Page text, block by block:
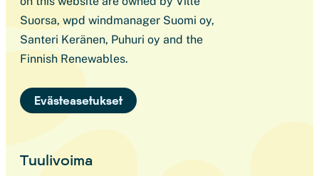
Suorsa, wpd windmanager Suomi oy,
Santeri Keränen, Puhuri oy and the
Finnish Renewables.
Evästeasetukset
Tuulivoima